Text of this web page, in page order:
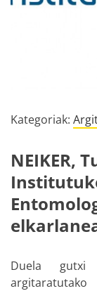
Kategoriak:
NEIKER,
Duela gutxi